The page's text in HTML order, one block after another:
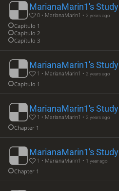
MarianaMarin1's Study
0 • MarianaMarin1 •2 years ago
Capítulo 1
Capítulo 2
Capítulo 3
MarianaMarin1's Study
1 • MarianaMarin1 •2 years ago
Capítulo 1
MarianaMarin1's Study
1 • MarianaMarin1 •2 years ago
Chapter 1
MarianaMarin1's Study
1 • MarianaMarin1 • 1 year ago
Chapter 1